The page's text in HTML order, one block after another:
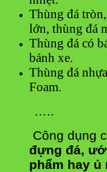
Thùng đá
lớn, thùng đá
Thùng đá có
bánh xe.
Thùng đá
Foam.
…..
Công dụng
đựng đá,
phẩm hay ủ